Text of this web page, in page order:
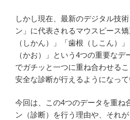
しかし現在、最新のデジタル技
ン」に代表されるマウスピース
（しかん）」「歯根（しこん）
（かお）」という4つの重要な
でガチッと一つに重ね合わせる
安全な診断が行えるようになって
今回は、この4つのデータを重ね
ン（診断）を行う理由や、それ